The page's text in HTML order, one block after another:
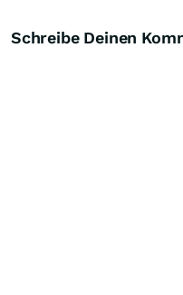
Schreibe Deinen